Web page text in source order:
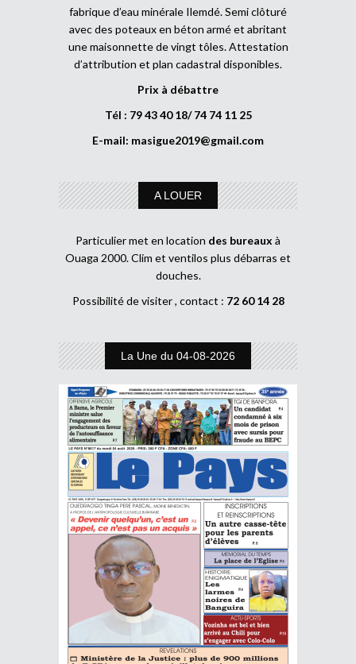
fabrique d’eau minérale Ilemdé. Semi clôturé
avec des poteaux en béton armé et abritant
une maisonnette de vingt tôles. Attestation
d’attribution et plan cadastral disponibles.
Prix à débattre
Tél : 79 43 40 18/ 74 74 11 25
E-mail: masigue2019@gmail.com
A LOUER
Particulier met en location des bureaux à
Ouaga 2000. Clim et ventilos plus débarras et
douches.
Possibilité de visiter , contact : 72 60 14 28
La Une du 04-08-2026